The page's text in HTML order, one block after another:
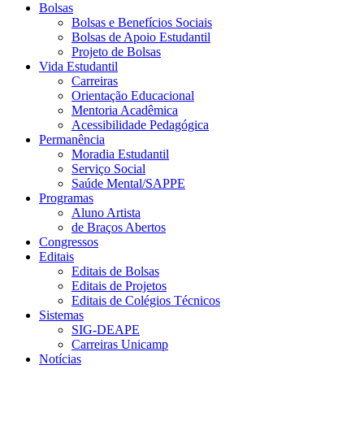
Bolsas
Bolsas e Benefícios Sociais
Bolsas de Apoio Estudantil
Projeto de Bolsas
Vida Estudantil
Carreiras
Orientação Educacional
Mentoria Acadêmica
Acessibilidade Pedagógica
Permanência
Moradia Estudantil
Serviço Social
Saúde Mental/SAPPE
Programas
Aluno Artista
de Braços Abertos
Congressos
Editais
Editais de Bolsas
Editais de Projetos
Editais de Colégios Técnicos
Sistemas
SIG-DEAPE
Carreiras Unicamp
Notícias